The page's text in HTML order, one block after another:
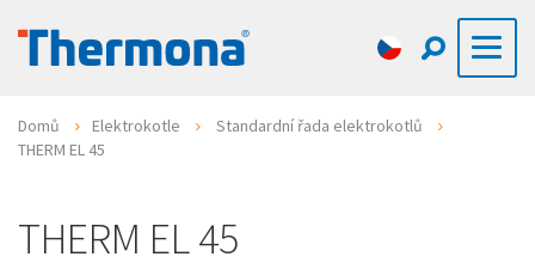
Domů Elektrokotle
Standardní řada elektrokotlů
THERM EL 45
THERM EL 45